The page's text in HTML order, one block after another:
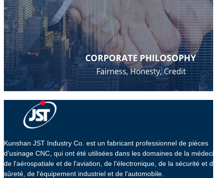
Kunshan JST Industry Co. est un fabricant professionnel de pièces
d'usinage CNC, qui ont été utilisées dans les domaines de la
de l'aérospatiale et de l'aviation, de l'électronique, de la sécurité et
sûreté, de l'équipement industriel et de l'automobile.